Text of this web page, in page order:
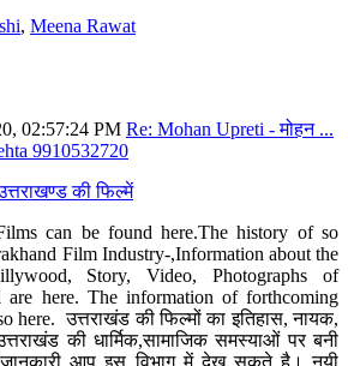
, Meena Rawat
02:57:24 PM Re: Mohan Upreti - मोहन ...
9910532720
की फिल्में
can be found here.The history of so
Film Industry-,Information about the
Story, Video, Photographs of
are here. The information of forthcoming
here. उत्तराखंड की फिल्मों का इतिहास, नायक,
की धार्मिक,सामाजिक समस्याओं पर बनी